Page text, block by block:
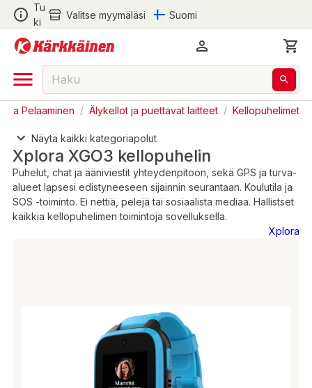
Tu
ki
Valitse myymäläsi Suomi
ja Pelaaminen / Älykellot ja puettavat laitteet / Kellopuhelimet
Näytä kaikki kategoriapolut
Xplora XGO3 kellopuhelin
Puhelut, chat ja ääniviestit yhteydenpitoon, sekä GPS ja turva-
alueet lapsesi edistyneeseen sijainnin seurantaan. Koulutila ja
SOS -toiminto. Ei nettiä, pelejä tai sosiaalista mediaa. Hallistset
kaikkia kellopuhelimen toimintoja sovelluksella.
Xplora